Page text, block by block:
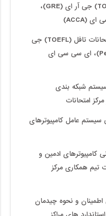
3. برگزاری امتحانات تافل (TOEFL) جی آر ای (GRE)،
4. بررسی و نظارت وکنترول امتحانات تافل (TOEFL) جی
آر ای (GRE)، پیرسون (Pearson)، ای سی سی ای
شبکه بندی
امتحانات
سیستم عامل کامپیوترهای
کامپیوترهای ادمین و
تیم همکاری مرکز
اطمینان و نحوه چیدمان